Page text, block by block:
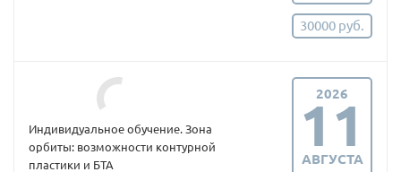
30000 руб.
Индивидуальное обучение. Зона
орбиты: возможности контурной
пластики и БТА
2026
11
АВГУСТА